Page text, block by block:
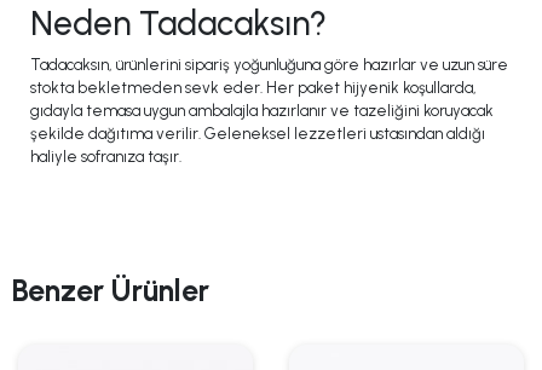
Neden Tadacaksın?
Tadacaksın, ürünlerini sipariş yoğunluğuna göre hazırlar ve uzun süre
stokta bekletmeden sevk eder. Her paket hijyenik koşullarda,
gıdayla temasa uygun ambalajla hazırlanır ve tazeliğini koruyacak
şekilde dağıtıma verilir. Geleneksel lezzetleri ustasından aldığı
haliyle sofranıza taşır.
Benzer Ürünler